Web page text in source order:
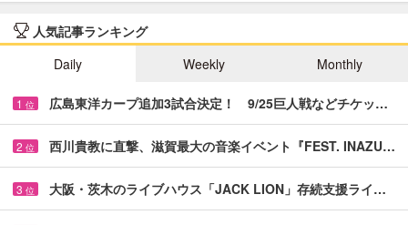
人気記事ランキング
Daily
Weekly Monthly
1 位 広島東洋カープ追加3試合決定！ 9/25巨人戦などチケッ…
2 位 西川貴教に直撃、滋賀最大の音楽イベント『FEST. INAZU…
3 位 大阪・茨木のライブハウス「JACK LION」存続支援ライ…